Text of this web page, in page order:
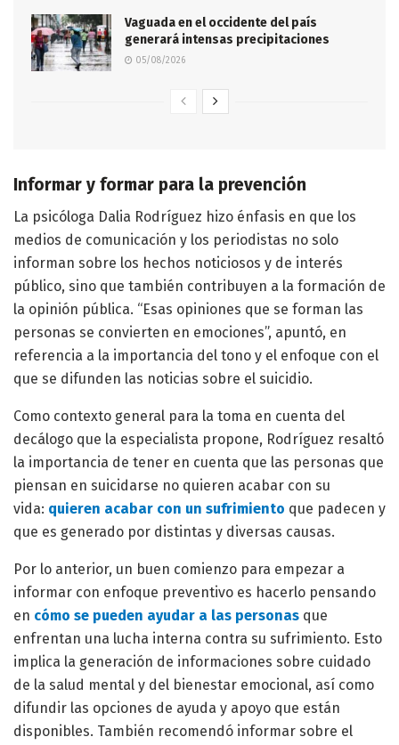
Vaguada en el occidente del país
generará intensas precipitaciones
05/08/2026
Informar y formar para la prevención
La psicóloga Dalia Rodríguez hizo énfasis en que los
medios de comunicación y los periodistas no solo
informan sobre los hechos noticiosos y de interés
público, sino que también contribuyen a la formación de
la opinión pública. “Esas opiniones que se forman las
personas se convierten en emociones”, apuntó, en
referencia a la importancia del tono y el enfoque con el
que se difunden las noticias sobre el suicidio.
Como contexto general para la toma en cuenta del
decálogo que la especialista propone, Rodríguez resaltó
la importancia de tener en cuenta que las personas que
piensan en suicidarse no quieren acabar con su
vida: quieren acabar con un sufrimiento que padecen y
que es generado por distintas y diversas causas.
Por lo anterior, un buen comienzo para empezar a
informar con enfoque preventivo es hacerlo pensando
en cómo se pueden ayudar a las personas que
enfrentan una lucha interna contra su sufrimiento. Esto
implica la generación de informaciones sobre cuidado
de la salud mental y del bienestar emocional, así como
difundir las opciones de ayuda y apoyo que están
disponibles. También recomendó informar sobre el